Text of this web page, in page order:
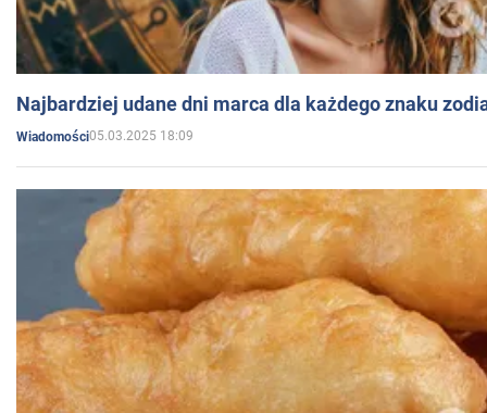
Najbardziej udane dni marca dla każdego znaku
Wiadomości05.03.2025 18:09